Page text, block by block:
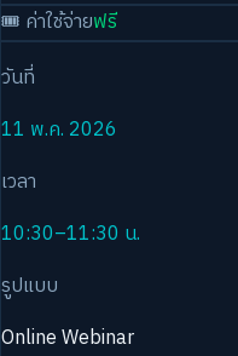
🎟️ ค่าใช้จ่ายฟรี
วันที่
11 พ.ค. 2026
เวลา
10:30–11:30 น.
รูปแบบ
Online Webinar